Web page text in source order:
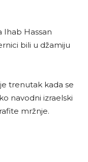
Ihab Hassan
bili u džamiju
trenutak kada se
navodni izraelski
mržnje.